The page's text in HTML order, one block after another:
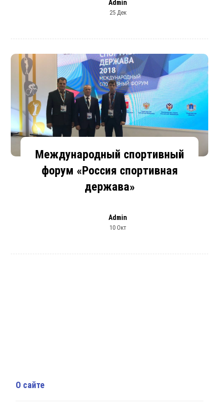
Admin
25 Дек
Международный спортивный
форум «Россия спортивная
держава»
Admin
10 Окт
О сайте